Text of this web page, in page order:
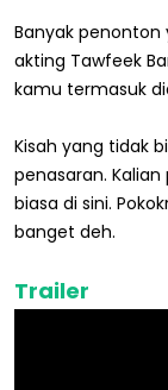
Banyak
akting Tawfeek
kamu termasuk
Kisah yang tidak
penasaran.
biasa di sini.
banget deh.
Trailer